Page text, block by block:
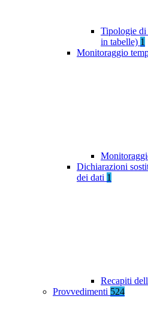
Tipologie di
in tabelle) 1
Monitoraggio
Dichiarazioni
dei dati 1
Recapiti
Provvedimenti 524